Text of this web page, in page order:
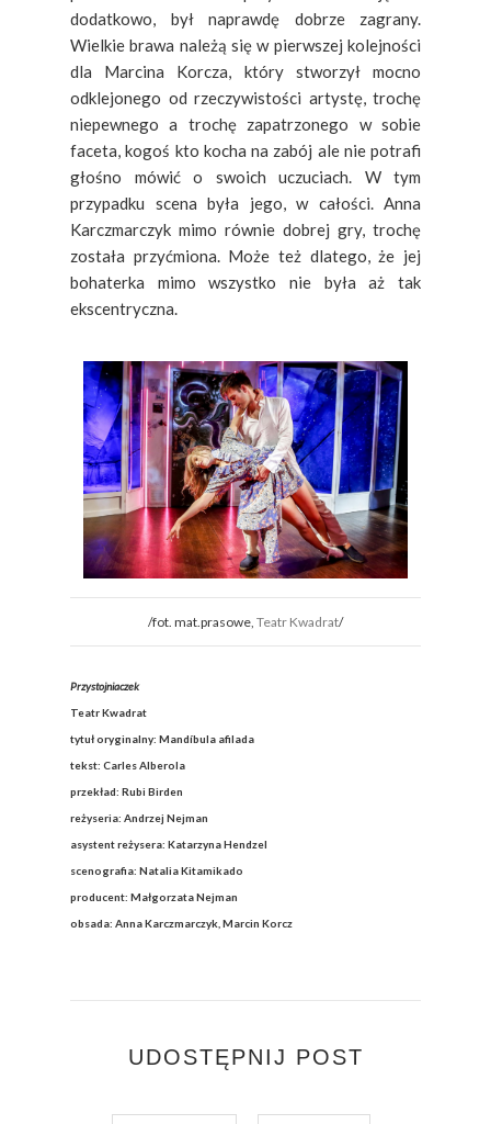
dodatkowo, był naprawdę dobrze zagrany.
Wielkie brawa należą się w pierwszej kolejności
dla Marcina Korcza, który stworzył mocno
odklejonego od rzeczywistości artystę, trochę
niepewnego a trochę zapatrzonego w sobie
faceta, kogoś kto kocha na zabój ale nie potrafi
głośno mówić o swoich uczuciach. W tym
przypadku scena była jego, w całości. Anna
Karczmarczyk mimo równie dobrej gry, trochę
została przyćmiona. Może też dlatego, że jej
bohaterka mimo wszystko nie była aż tak
ekscentryczna.
/fot. mat.prasowe, Teatr Kwadrat/
Przystojniaczek
Teatr Kwadrat
tytuł oryginalny: Mandíbula afilada
tekst: Carles Alberola
przekład: Rubi Birden
reżyseria: Andrzej Nejman
asystent reżysera: Katarzyna Hendzel
scenografia: Natalia Kitamikado
producent: Małgorzata Nejman
obsada: Anna Karczmarczyk, Marcin Korcz
UDOSTĘPNIJ POST